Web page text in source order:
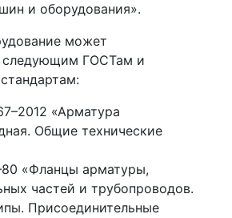
и оборудования».
может
следующим ГОСТам и
«Арматура
Общие технические
«Фланцы арматуры,
частей и трубопроводов.
Присоединительные